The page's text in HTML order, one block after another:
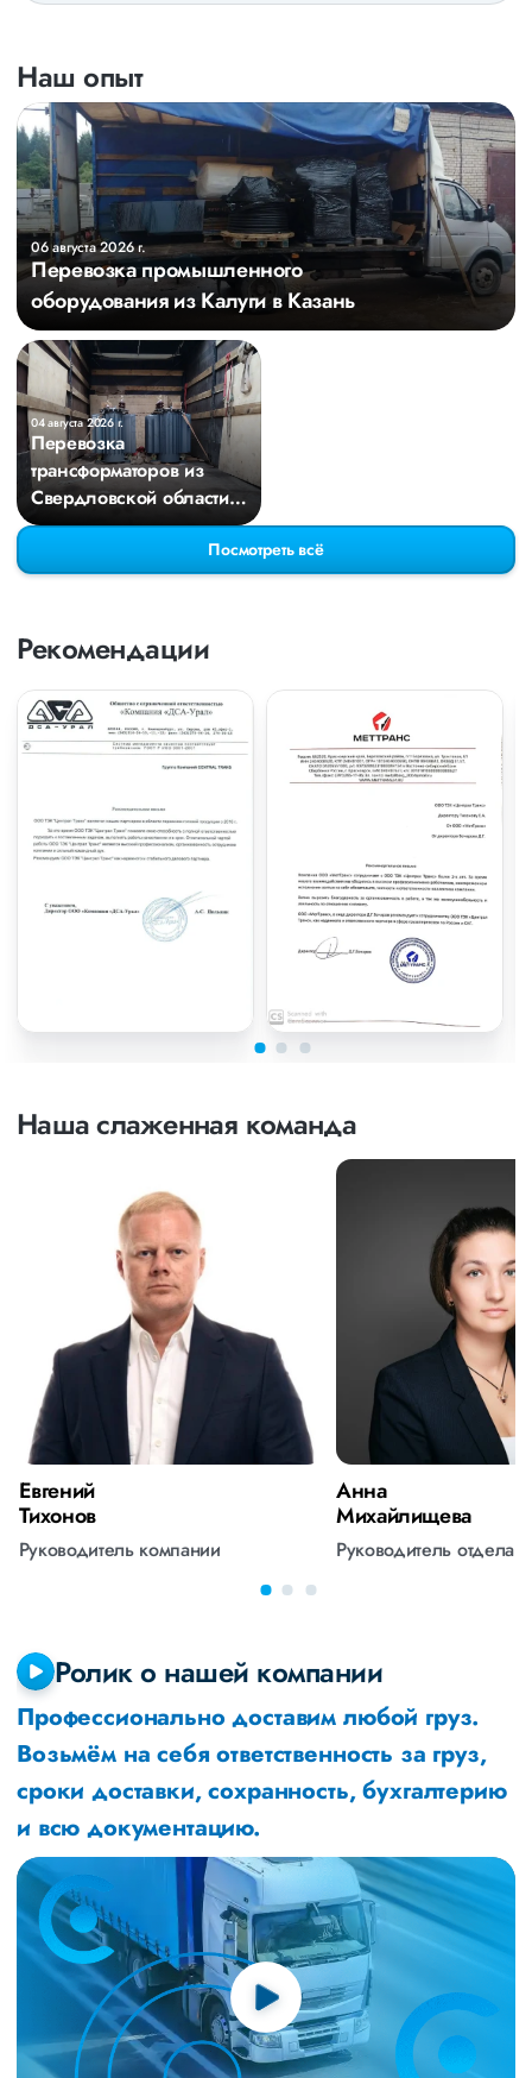
Наш опыт
06 августа 2026 г.
Перевозка промышленного
оборудования из Калуги в Казань
04 августа 2026 г.
Перевозка
трансформаторов из
Свердловской области в
Киров
Посмотреть всё
Рекомендации
Наша слаженная команда
Евгений
Тихонов
Руководитель компании
Анна
Михайлищева
Руководитель отдела
Ролик о нашей компании
Профессионально доставим любой груз.
Возьмём на себя ответственность за груз,
сроки доставки, сохранность, бухгалтерию
и всю документацию.